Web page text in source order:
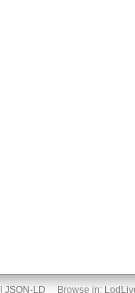
JSON-LD Browse in: